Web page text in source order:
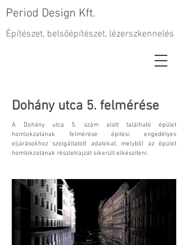
Period Design Kft.
Építészet, belsőépítészet, lézerszkennelés
Dohány utca 5. felmérése
A Dohány utca 5. szám alatt található épület
homlokzatának felmérése építési engedélyes
eljárásokhoz szolgáltatott adatokat, melyből az épület
homlokzatának részletrajzát sikerült elkészíteni.